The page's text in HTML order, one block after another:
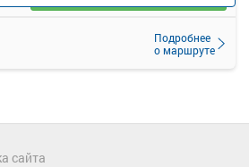
Подробнее
о маршруте
сайта